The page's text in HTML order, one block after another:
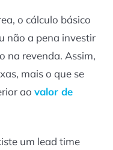
o cálculo básico
não a pena investir
na revenda. Assim,
mais o que se
ao valor de
um lead time